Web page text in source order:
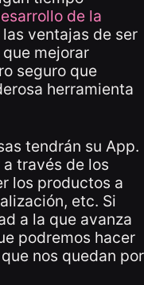
de la
ventajas de ser
mejorar
seguro que
herramienta
tendrán su App.
a través de los
los productos a
etc. Si
a la que avanza
podremos hacer
nos quedan por